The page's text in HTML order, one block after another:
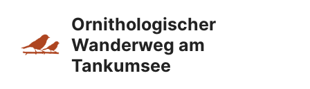
springen
Ornithologischer
Wanderweg am
Tankumsee